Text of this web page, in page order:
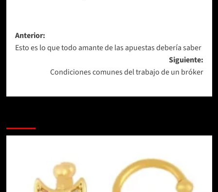
Navegación
de
entradas
Anterior:
Esto es lo que todo amante de las apuestas debería saber
Siguiente:
Condiciones comunes del trabajo de un bróker